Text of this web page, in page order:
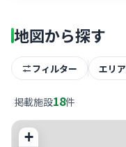
地図から探す
フィルター エリ
掲載施設18件
+